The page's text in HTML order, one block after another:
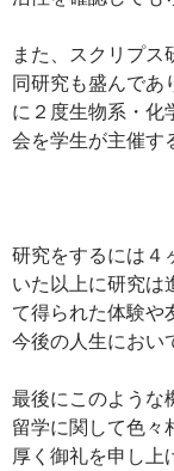
また、スクリプ
同研究も盛んであ
に２度生物系・化
会を学生が主催す
研究をするには４
いた以上に研究は
て得られた体験や
今後の人生におい
最後にこのような
留学に関して色々
厚く御礼を申し上